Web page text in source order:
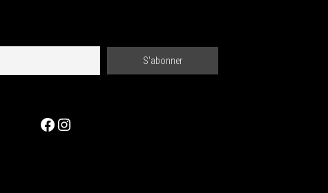
Facebook Instagram